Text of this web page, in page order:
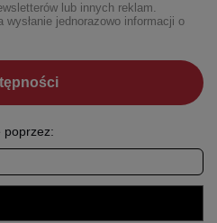
lub innych reklam.
jednorazowo informacji o
poprzez: